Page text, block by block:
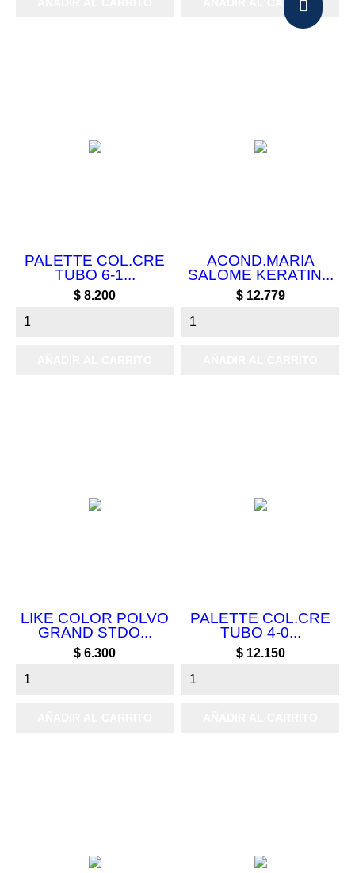
PALETTE COL.CRE
TUBO 6-1...
Precio
$ 8.200
ACOND.MARIA
SALOME KERATIN...
Precio
$ 12.779
LIKE COLOR POLVO
GRAND STDO...
Precio
$ 6.300
PALETTE COL.CRE
TUBO 4-0...
Precio
$ 12.150